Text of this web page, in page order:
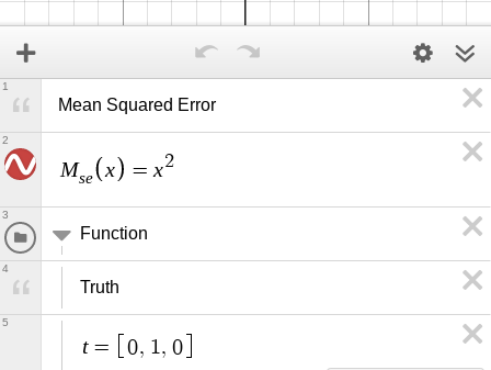
Mean Squared Error
1
Mse x = x2
2
Function
3
Truth
4
t = 0, 1 , 0
5